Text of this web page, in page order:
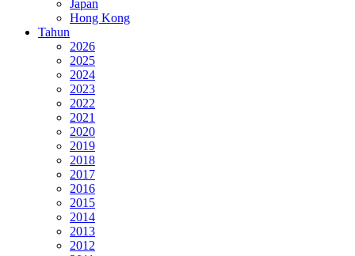
Japan
Hong Kong
Tahun
2026
2025
2024
2023
2022
2021
2020
2019
2018
2017
2016
2015
2014
2013
2012